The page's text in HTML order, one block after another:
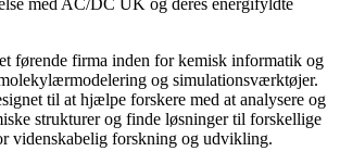
førende firma inden for kemisk informatik og
og simulationsværktøjer.
til at hjælpe forskere med at analysere og
strukturer og finde løsninger til forskellige
videnskabelig forskning og udvikling.